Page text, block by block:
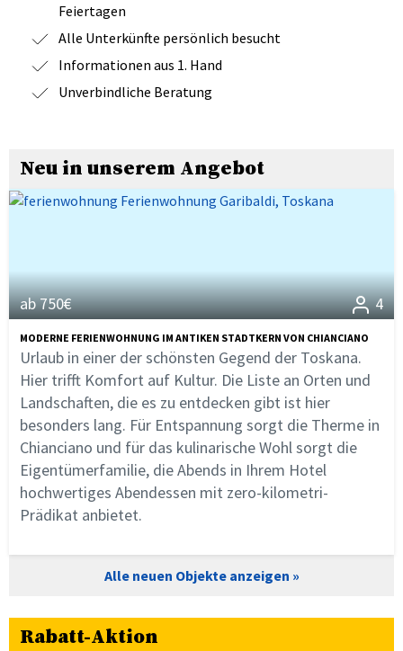
Feiertagen
Alle Unterkünfte persönlich besucht
Informationen aus 1. Hand
Unverbindliche Beratung
Neu in unserem Angebot
ab 750€ 4
MODERNE FERIENWOHNUNG IM ANTIKEN STADTKERN VON CHIANCIANO
Urlaub in einer der schönsten Gegend der Toskana.
Hier trifft Komfort auf Kultur. Die Liste an Orten und
Landschaften, die es zu entdecken gibt ist hier
besonders lang. Für Entspannung sorgt die Therme in
Chianciano und für das kulinarische Wohl sorgt die
Eigentümerfamilie, die Abends in Ihrem Hotel
hochwertiges Abendessen mit zero-kilometri-
Prädikat anbietet.
Alle neuen Objekte anzeigen
Rabatt-Aktion